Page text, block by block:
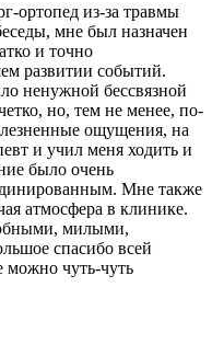
ортопед из-за травмы
мне был назначен
и точно
развитии событий.
ненужной бессвязной
но, тем не менее, по-
ощущения, на
и учил меня ходить и
было очень
Мне также
атмосфера в клинике.
милыми,
спасибо всей
можно чуть-чуть